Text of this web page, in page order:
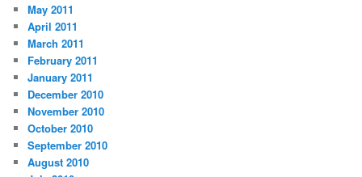
May 2011
April 2011
March 2011
February 2011
January 2011
December 2010
November 2010
October 2010
September 2010
August 2010